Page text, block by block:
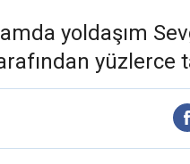
yoldaşım
yüzlerce